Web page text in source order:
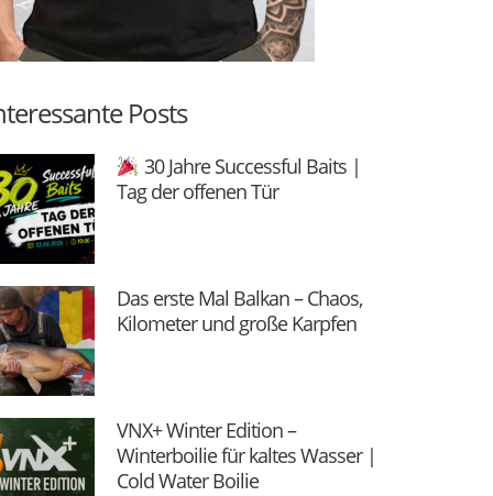
Posts
30 Jahre Successful Baits |
Tag der offenen Tür
Das erste Mal Balkan – Chaos,
Kilometer und große Karpfen
VNX+ Winter Edition –
Winterboilie für kaltes Wasser |
Cold Water Boilie